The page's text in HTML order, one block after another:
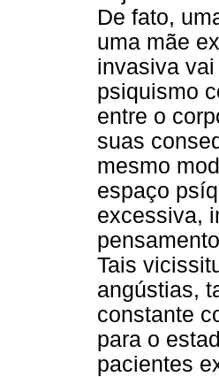
De fato,
uma mãe
invasiva
psiquismo
entre o
suas
mesmo
espaço
excessiva,
Tais
angústias,
constante
para o
pacientes